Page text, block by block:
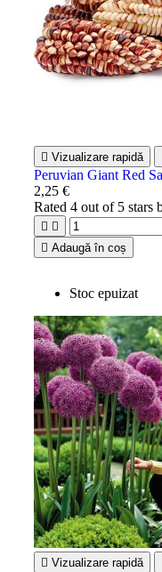
 Vizualizare rapidă
Peruvian Giant Red
2,25 €
Rated4 out of 5 stars
 
 Adaugă în coș
Stoc epuizat
 Vizualizare rapidă